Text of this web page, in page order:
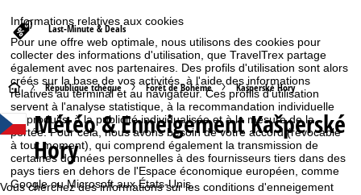
Informations relatives aux cookies
Pour une offre web optimale, nous utilisons des cookies pour
collecter des informations d'utilisation, que TravelTrex partage
également avec nos partenaires. Des profils d'utilisation sont alors
créés sur la base de vos activités, à l'aide des informations
relatives au terminal et au navigateur. Ces profils d'utilisation
servent à l'analyse statistique, à la recommandation individuelle
de produits, à la publicité individualisée et à la mesure de la
portée. Pour cela, nous avons besoin de votre accord (révocable
à tout moment), qui comprend également la transmission de
certaines données personnelles à des fournisseurs tiers dans des
pays tiers en dehors de l'Espace économique européen, comme
Google ou Microsoft aux États-Unis.
Last-Minute & Deals
P
a
g
e
République tchèque Forêt de Bohême Kašperské Hory
Météo & Enneigement Kašperské
Hory
Vous cherchez des informations sur les conditions d'enneigement